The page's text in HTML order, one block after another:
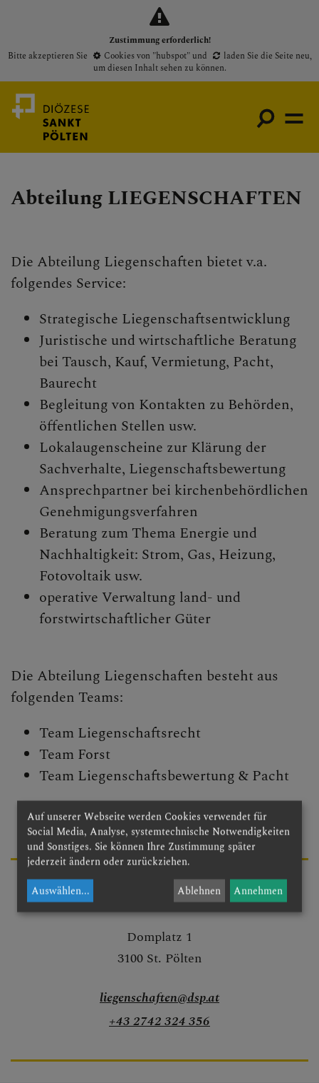
Zustimmung erforderlich!
Bitte akzeptieren Sie
Cookies von "hubspot"und laden Sie die Seite neu,
um diesen Inhalt sehen zu können.
Medienportal
Gottesdienste
Pfarren
Presse
Personen
Veranstaltungen
Jobbörse
Pfarrservice
FRAGEN
GLAUBEN
ERLEBEN
MITMACHEN
BEGEGNEN
Begegnungstage
Seelsorge
Bischof
Personen
Ordinariatskanzlei
Wirtschafts- &
Personalmanagement
Abteilungen
Kommunikation
Museum &
Denkmalpflege
Erwachsenenbildu
Abteilung LIEGENSCHAFTEN
Die Abteilung Liegenschaften bietet v.a.
folgendes Service:
Strategische Liegenschaftsentwicklung
Juristische und wirtschaftliche Beratung
bei Tausch, Kauf, Vermietung, Pacht,
Baurecht
Begleitung von Kontakten zu Behörden,
öffentlichen Stellen usw.
Lokalaugenscheine zur Klärung der
Sachverhalte, Liegenschaftsbewertung
Ansprechpartner bei kirchenbehördlichen
Genehmigungsverfahren
Beratung zum Thema Energie und
Nachhaltigkeit: Strom, Gas, Heizung,
Fotovoltaik usw.
operative Verwaltung land- und
forstwirtschaftlicher Güter
Die Abteilung Liegenschaften besteht aus
folgenden Teams:
Team Liegenschaftsrecht
Team Forst
Team Liegenschaftsbewertung & Pacht
Liegenschaften
Domplatz 1
3100 St. Pölten
liegenschaften@dsp.at
+43 2742 324 356
Auf unserer Webseite werden Cookies verwendet für
Social Media, Analyse, systemtechnische Notwendigkeiten
und Sonstiges. Sie können Ihre Zustimmung später
jederzeit ändern oder zurückziehen.
Auswählen... Ablehnen Annehmen